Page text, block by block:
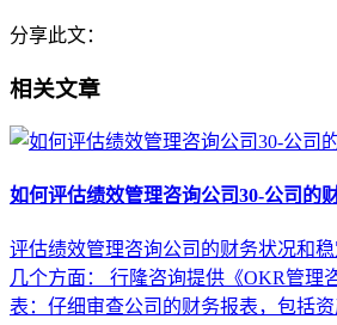
分享此文：
相关文章
如何评估绩效管理咨询公司30-公司的
评估绩效管理咨询公司的财务状况和
几个方面： 行隆咨询提供《OKR管理
表：仔细审查公司的财务报表，包括